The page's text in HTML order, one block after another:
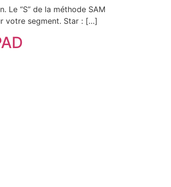
Le “S” de la méthode SAM
votre segment. Star : […]